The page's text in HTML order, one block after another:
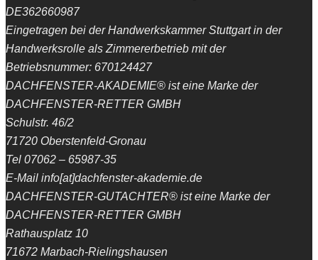
DE362660987
Eingetragen bei der Handwerkskammer Stuttgart in der
Handwerksrolle als Zimmererbetrieb mit der
Betriebsnummer: 670124427
DACHFENSTER-AKADEMIE® ist eine Marke der
DACHFENSTER-RETTER GMBH
Schulstr. 46/2
71720 Oberstenfeld-Gronau
Tel 07062 – 65987-35
E-Mail info[at]dachfenster-akademie.de
DACHFENSTER-GUTACHTER® ist eine Marke der
DACHFENSTER-RETTER GMBH
Rathausplatz 10
71672 Marbach-Rielingshausen